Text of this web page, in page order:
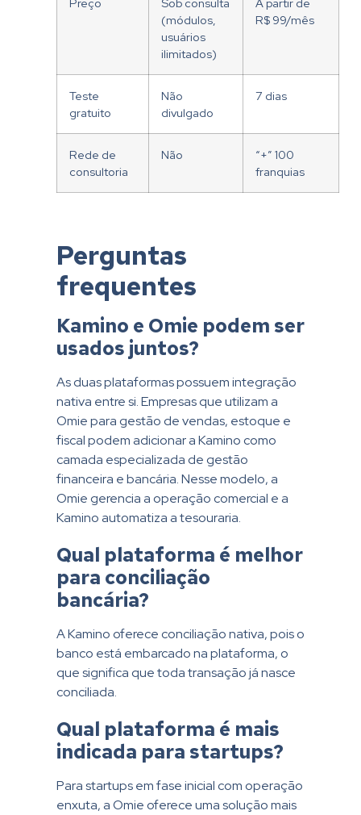
(módulos,
usuários
ilimitados)
R$ 99/mês
Teste
gratuito
Não
divulgado
7 dias
Rede de
consultoria
Não
“+” 100
franquias
Perguntas
frequentes
Kamino e Omie podem ser
usados juntos?
As duas plataformas possuem integração
nativa entre si. Empresas que utilizam a
Omie para gestão de vendas, estoque e
fiscal podem adicionar a Kamino como
camada especializada de gestão
financeira e bancária. Nesse modelo, a
Omie gerencia a operação comercial e a
Kamino automatiza a tesouraria.
Qual plataforma é melhor
para conciliação
bancária?
A Kamino oferece conciliação nativa, pois o
banco está embarcado na plataforma, o
que significa que toda transação já nasce
conciliada.
Qual plataforma é mais
indicada para startups?
Para startups em fase inicial com operação
enxuta, a Omie oferece uma solução mais